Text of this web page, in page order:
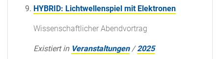
HYBRID: Lichtwellenspiel mit Elektronen
Wissenschaftlicher Abendvortrag
Existiert in Veranstaltungen /2025